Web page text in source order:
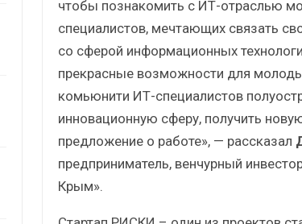
чтобы познакомить с ИТ-отраслью
специалистов, мечтающих связать
со сферой информационных
прекрасные возможности для
комьюнити ИТ-специалистов
инновационную сферу, получить
предложение о работе», — рассказал
предприниматель, венчурный
Крым».